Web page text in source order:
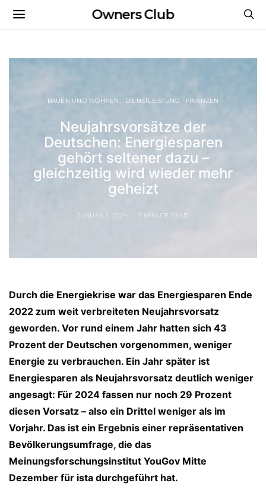
Owners Club
BAUEN UND WOHNEN DIENSTLEISTUNG FINANZEN
Neujahrsvorsätze der
Deutschen: Energiesparen
gehört seltener dazu –
gleichzeitig wird wieder mehr
geheizt
JANUAR 2, 2024 3 MINUTE READ
Durch die Energiekrise war das Energiesparen Ende
2022 zum weit verbreiteten Neujahrsvorsatz
geworden. Vor rund einem Jahr hatten sich 43
Prozent der Deutschen vorgenommen, weniger
Energie zu verbrauchen. Ein Jahr später ist
Energiesparen als Neujahrsvorsatz deutlich weniger
angesagt: Für 2024 fassen nur noch 29 Prozent
diesen Vorsatz – also ein Drittel weniger als im
Vorjahr. Das ist ein Ergebnis einer repräsentativen
Bevölkerungsumfrage, die das
Meinungsforschungsinstitut YouGov Mitte
Dezember für ista durchgeführt hat.